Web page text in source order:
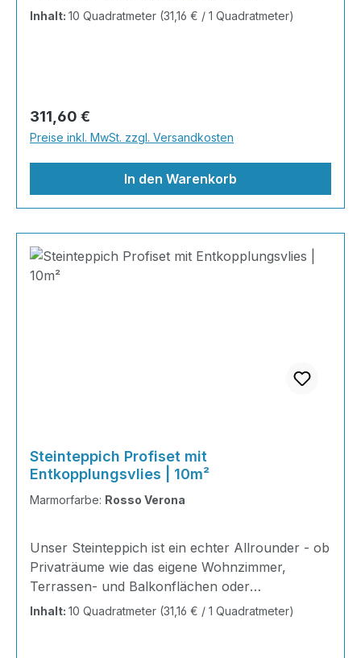
Gewerbeobjekte und Ausstellungsräume; unsere
und einfach zu verlegen. Stöbern Sie in unserem
Shop nach Ihrer Lieblingsfarbe und legen Sie
gleich los. Marmorsteine haben von Natur aus
den Charakter der Einmaligk
Inhalt: 10 Quadratmeter (31,16 € / 1 Quadratmeter)
Regulärer Preis:
311,60 €
Preise inkl. MwSt. zzgl. Versandkosten
In den Warenkorb
Steinteppich Profiset mit
Entkopplungsvlies | 10m²
Marmorfarbe: Rosso Verona
Unser Steinteppich ist ein echter Allrounder - ob
Privaträume wie das eigene Wohnzimmer,
Terrassen- und Balkonflächen oder
Gewerbeobjekte und Ausstellungsräume; unsere
Inhalt: 10 Quadratmeter (31,16 € / 1 Quadratmeter)